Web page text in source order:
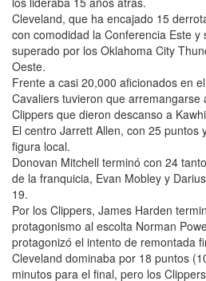
Cleveland, que ha encajado 15
con comodidad la Conferencia Este y
superado por los Oklahoma City
Oeste.
Frente a casi 20,000 aficionados en
Cavaliers tuvieron que
Clippers que dieron descanso a
El centro Jarrett Allen, con 25 puntos
figura local.
Donovan Mitchell terminó con 24
de la franquicia, Evan Mobley y
19.
Por los Clippers, James Harden
protagonismo al escolta Norman
protagonizó el intento de remontada
Cleveland dominaba por 18 puntos
minutos para el final, pero los